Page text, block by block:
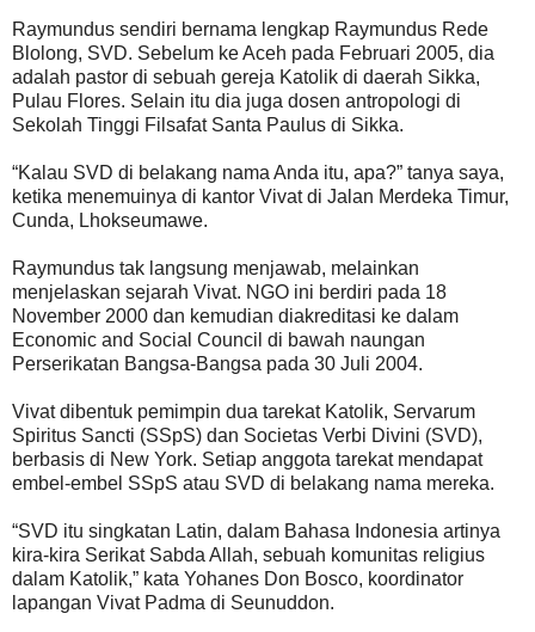
Raymundus sendiri bernama lengkap Raymundus Rede
Blolong, SVD. Sebelum ke Aceh pada Februari 2005, dia
adalah pastor di sebuah gereja Katolik di daerah Sikka,
Pulau Flores. Selain itu dia juga dosen antropologi di
Sekolah Tinggi Filsafat Santa Paulus di Sikka.
“Kalau SVD di belakang nama Anda itu, apa?” tanya saya,
ketika menemuinya di kantor Vivat di Jalan Merdeka Timur,
Cunda, Lhokseumawe.
Raymundus tak langsung menjawab, melainkan
menjelaskan sejarah Vivat. NGO ini berdiri pada 18
November 2000 dan kemudian diakreditasi ke dalam
Economic and Social Council di bawah naungan
Perserikatan Bangsa-Bangsa pada 30 Juli 2004.
Vivat dibentuk pemimpin dua tarekat Katolik, Servarum
Spiritus Sancti (SSpS) dan Societas Verbi Divini (SVD),
berbasis di New York. Setiap anggota tarekat mendapat
embel-embel SSpS atau SVD di belakang nama mereka.
“SVD itu singkatan Latin, dalam Bahasa Indonesia artinya
kira-kira Serikat Sabda Allah, sebuah komunitas religius
dalam Katolik,” kata Yohanes Don Bosco, koordinator
lapangan Vivat Padma di Seunuddon.